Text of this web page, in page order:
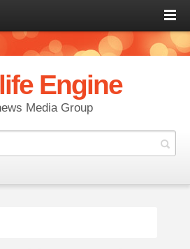
Engine
Media Group